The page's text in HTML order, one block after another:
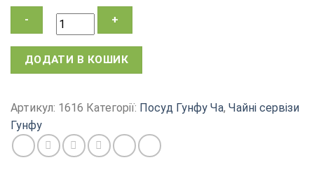
Чайний
магнітом
заварник
Магнітний
поцілунок
ДОДАТИ В КОШИК
Артикул: 1616 Категорії: Посуд Гунфу Ча, Чайні сервізи
Гунфу